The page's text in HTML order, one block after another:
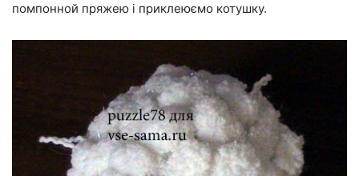
помпонной пряжею і приклеюємо котушку.